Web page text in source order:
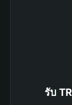
รับ